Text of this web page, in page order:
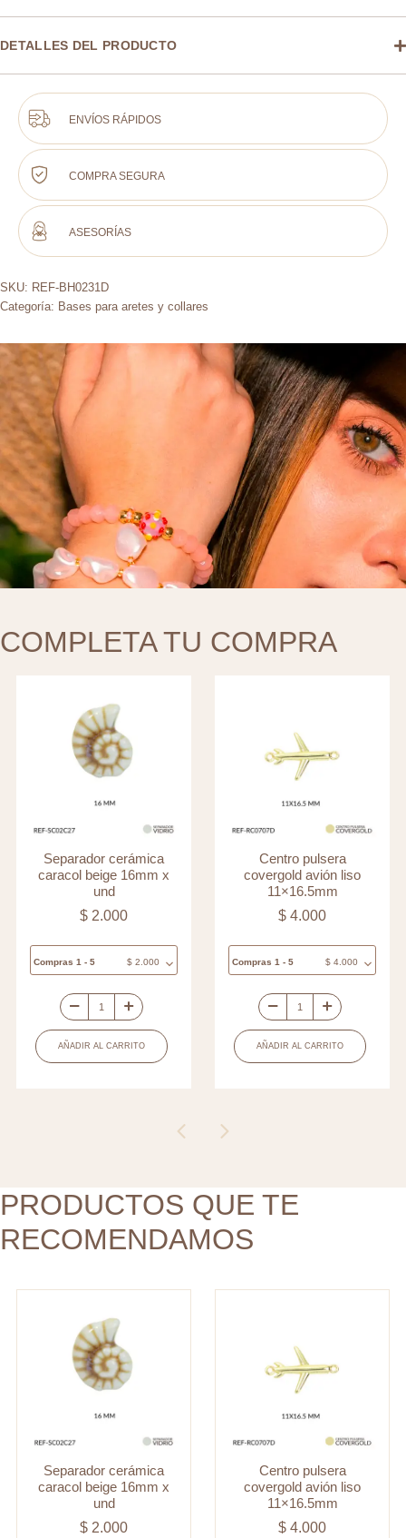
DETALLES DEL PRODUCTO
ENVÍOS RÁPIDOS
COMPRA SEGURA
ASESORÍAS
SKU: REF-BH0231D
Categoría: Bases para aretes y collares
COMPLETA TU COMPRA
Separador cerámica
caracol beige 16mm x
und
$ 2.000
Compras 1 - 5 $2.000
Separador
cerámica
caracol
AÑADIR AL CARRITO
Centro pulsera
covergold avión liso
11×16.5mm
$ 4.000
Compras 1 - 5 $4.000
Centro
pulsera
covergold
AÑADIR AL CARRITO
PRODUCTOS QUE TE
RECOMENDAMOS
Separador cerámica
caracol beige 16mm x
und
$ 2.000
Centro pulsera
covergold avión liso
11×16.5mm
$ 4.000